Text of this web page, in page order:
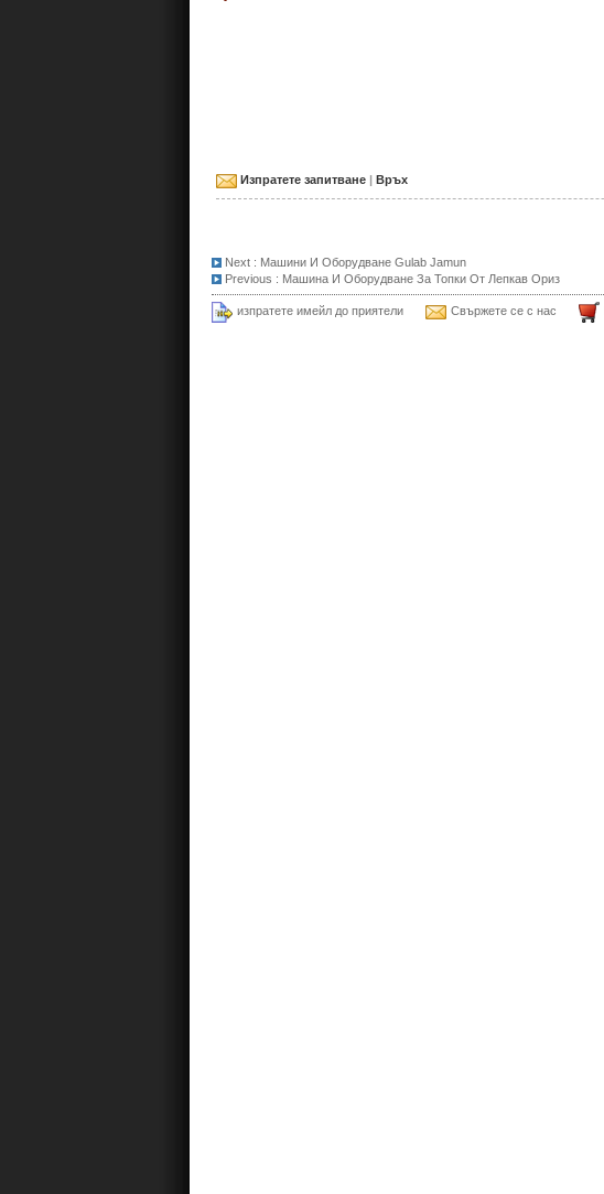
Изпратете запитване | Връх
Next : Машини И Оборудване Gulab Jamun
Previous : Машина И Оборудване За Топки От Лепкав Ориз
изпратете имейл до приятели Свържете се с нас